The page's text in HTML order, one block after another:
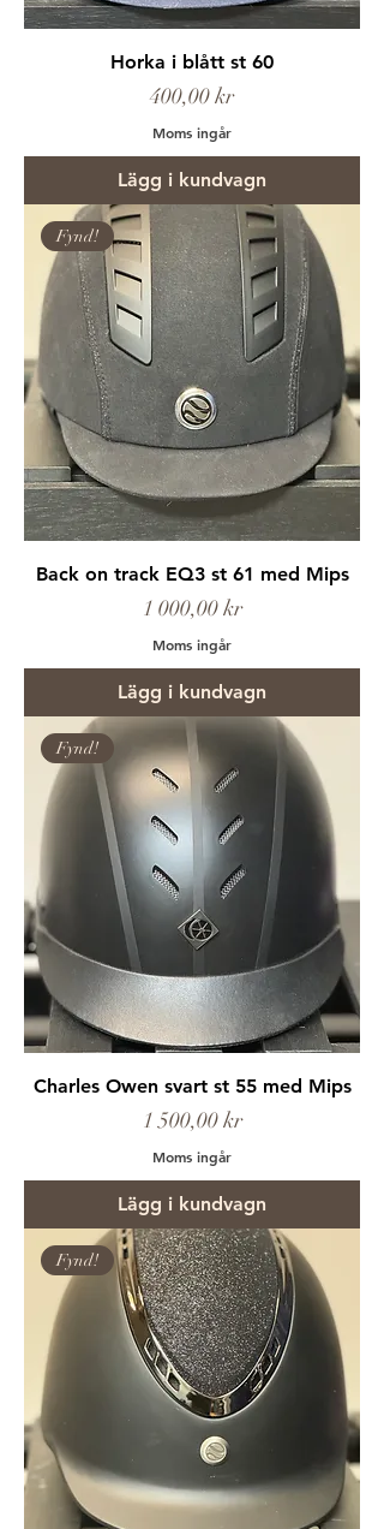
Horka i blått st 60
Pris
400,00 kr
Moms ingår
Lägg i kundvagn
Fynd!
Back on track EQ3 st 61 med Mips
Pris
1 000,00 kr
Moms ingår
Lägg i kundvagn
Fynd!
Charles Owen svart st 55 med Mips
Pris
1 500,00 kr
Moms ingår
Lägg i kundvagn
Fynd!